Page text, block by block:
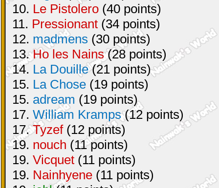
10. Le Pistolero (40 points)
11. Pressionant (34 points)
12. madmens (30 points)
13.Ho les Nains(28 points)
14. La Douille(21 points)
15. La Chose (19 points)
15. adream (19 points)
17. William Kramps(12 points)
17.Tyzef(12 points)
19. nouch (11 points)
19. Vicquet (11 points)
19. Nainhyene (11 points)